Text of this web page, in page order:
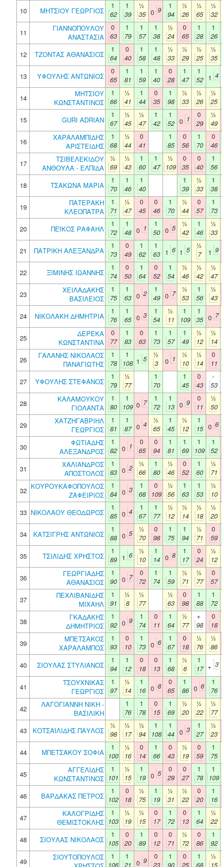
10
ΜΗΤΣΙΟΥ ΓΕΩΡΓΙΟΣ
1
62
1
39
½
35 0 9
1
94
½
26
½
65
½
32
11
ΓΙΑΝΝΟΠΟΥΛΟΥ
ΑΝΑΣΤΑΣΙΑ
0
63
1
79
1
57
1
38
½
24
0
65
1
28
1
26
12
ΤΖΟΝΤΑΣ ΑΘΑΝΑΣΙΟΣ
1
64
0
40
1
58
1
48
½
33
½
29
½
25
½
35
13
ΥΦΟΥΛΗΣ ΑΝΤΩΝΙΟΣ
0
65
1
81
1
59
1
40
0
28
1
47
1
52
1 4
14
ΜΗΤΣΙΟΥ
ΚΩΝΣΤΑΝΤΙΝΟΣ
1
66
½
41
1
44
0
35
1
98
½
33
½
26
½
25
15
GURI ADRIAN
1
67
½
45
½
47
1
42
1
52 0 1
0
29
½
49
16
ΧΑΡΑΛΑΜΠΙΔΗΣ
ΑΡΙΣΤΕΙΔΗΣ
1
68
½
44
0
41
1
85
0
56
1
70
0
46
17
ΤΣΙΒΕΛΕΚΙΔΟΥ
ΑΝΘΟΥΛΑ - ΕΛΠΙΔΑ
½
69
½
43
1
60
1
47
½
109
0
35
0
40
1
56
18
ΤΣΑΚΩΝΑ ΜΑΡΙΑ
1
70
1
46
1
40
1
39
½
33
1
38
19
ΠΑΤΕΡΑΚΗ
ΚΛΕΟΠΑΤΡΑ
1
71
½
47
0
45
0
46
1
70
½
44
0
57
1
73
20
ΠΕΪΚΟΣ ΡΑΦΑΗΛ
1
72
1
48 0 1
1
50 0 5
½
42
1
46
½
33
21
ΠΑΤΡΙΚΗ ΑΛΕΞΑΝΔΡΑ
1
73
0
49
1
62
1
63
1 6 1 5
½
7
1 9
22 ΞΙΜΙΝΗΣ ΙΩΑΝΝΗΣ
1
74
0
50
1
64
0
52
1
54
½
46
½
42
½
47
23
ΧΕΙΛΑΔΑΚΗΣ
ΒΑΣΙΛΕΙΟΣ
1
75
1
63 0 2
1
49 0 7
½
53
1
56
½
43
24
ΝΙΚΟΛΑΚΗ ΔΗΜΗΤΡΙΑ
1
76
1
65 0 3
1
54
½
11
1
109
1
35 0 7
25
ΔΕΡΕΚΑ
ΚΩΝΣΤΑΝΤΙΝΑ
0
77
1
83
0
63
1
73
1
57
1
49
½
12
½
14
26
ΓΑΛΑΝΗΣ ΝΙΚΟΛΑΟΣ
ΠΑΝΑΓΙΩΤΗΣ
1
78
1
108 1 5
½
3
0 1
½
10
½
14
0
11
27
ΥΦΟΥΛΗΣ ΣΤΕΦΑΝΟΣ
1
79
½
77
1
70
1
45
0
43
-
53
28
ΚΑΛΑΜΟΥΚΟΥ
ΓΙΟΛΑΝΤΑ
1
80
1
109 0 7
1
72
1
13 0 9
0
11
½
50
29
ΧΑΤΖΗΓΑΒΡΙΗΛ
ΓΕΩΡΓΙΟΣ
1
81
1
87 0 4
½
65
1
45
½
12
1
15 0 6
30
ΦΩΤΙΑΔΗΣ
ΑΛΕΞΑΝΔΡΟΣ
1
82 0 1
0
65
0
94
1
81
1
69
1
109
1
52
31
ΧΑΛΙΑΝΔΡΟΣ
ΑΠΟΣΤΟΛΟΣ
1
83 0 2
½
66
1
80
½
46
0
52
1
60
½
71
32 ΚΟΥΡΟΥΚΑΦΟΠΟΥΛΟΣ
ΖΑΦΕΙΡΙΟΣ
1
84 0 3
1
68
0
109
½
56
1
63
1
53
½
10
33 ΝΙΚΟΛΑΟΥ ΘΕΟΔΩΡΟΣ
1
85 0 4
1
67
1
77
½
12
½
14
½
18
½
20
34
ΚΑΤΣΙΓΡΗΣ ΑΝΤΩΝΙΟΣ
1
88 0 5
½
70
0
98
1
75
1
94
½
71
0
59
35
ΤΣΙΛΙΔΗΣ ΧΡΗΣΤΟΣ
1
89
1 6
½
10
1
14 0 8
1
17
0
24
½
12
36
ΓΕΩΡΓΙΑΔΗΣ
ΑΘΑΝΑΣΙΟΣ
1
90 0 7
0
72
1
74
1
59
½
71
½
77
0
57
37
ΠΕΧΛΙΒΑΝΙΔΗΣ
ΜΙΧΑΗΛ
1
91
½
8
½
77
½
63
0
98
1
88
1
72
38
ΓΚΑΔΑΚΗΣ
ΔΗΜΗΤΡΙΟΣ
1
92 0 9
1
74
0
11
1
64
½
77
+
98
0
18
39
ΜΠΕΤΣΑΚΟΣ
ΧΑΡΑΛΑΜΠΟΣ
1
93
0
10
1
73 0 6
1
67
0
18
½
76
½
86
40
ΣΙΟΥΛΑΣ ΣΤΥΛΙΑΝΟΣ
1
94
1
12
0
18
0
13
1
68
½
6
1
17 + 3
41
ΤΣΟΥΧΝΙΚΑΣ
ΓΕΩΡΓΙΟΣ
1
97
½
14
1
16 0 8
0
65
1
86 0 6
1
76
42
ΛΑΓΟΓΙΑΝΝΗ ΝΙΚΗ -
ΒΑΣΙΛΙΚΗ
1
76
1
78
0
15
1
69
½
20
½
22
½
77
43
ΚΟΤΣΑΪΛΙΔΗΣ ΠΑΥΛΟΣ
½
98
½
17
½
94
1
108
1
44 0 3
1
27
½
23
44
ΜΠΕΤΣΑΚΟΥ ΣΟΦΙΑ
1
100
½
16
0
14
1
66
0
43
½
19
0
59
1
75
45
ΑΓΓΕΛΙΔΗΣ
ΚΩΝΣΤΑΝΤΙΝΟΣ
1
101
½
15
1
19 0 5
0
29
0
27
1
78
1
109
46
ΒΑΡΔΑΚΑΣ ΠΕΤΡΟΣ
1
102
0
18
½
75
1
19
½
31
½
22
0
20
1
16
47
ΚΑΛΟΓΡΙΔΗΣ
ΘΕΜΙΣΤΟΚΛΗΣ
1
103
½
19
½
15
0
17
1
72
0
13
1
64
½
22
48
ΣΙΟΥΛΑΣ ΝΙΚΟΛΑΟΣ
1
105
0
20
1
89
0
12
0
71
½
72
0
86
1
92
49
ΣΙΟΥΤΟΠΟΥΛΟΣ
1
106
1
21 0 9
0
23
1
90
0
25
1
68
½
15